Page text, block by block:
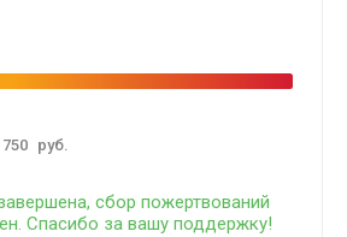
мечта?
руб.
сбор пожерт­во­ва­ний
Спа­си­бо за вашу поддержку!